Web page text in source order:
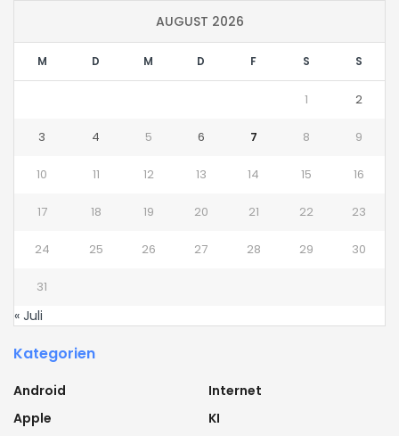
AUGUST 2026
M D M D F S S
1 2
3 4 5 6 7 8 9
10 11 12 13 14 15 16
17 18 19 20 21 22 23
24 25 26 27 28 29 30
31
« Juli
Kategorien
Android
Apple
Internet
KI